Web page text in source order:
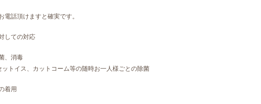
電話頂けますと確実です。
しての対応
、消毒
トイス、カットコーム等の随時お一人様ごとの除菌
着用